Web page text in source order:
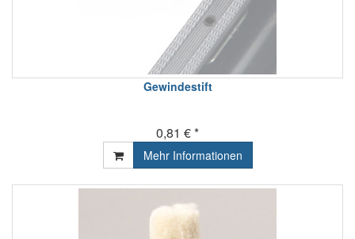
Gewindestift
0,81 € *
Mehr Informationen